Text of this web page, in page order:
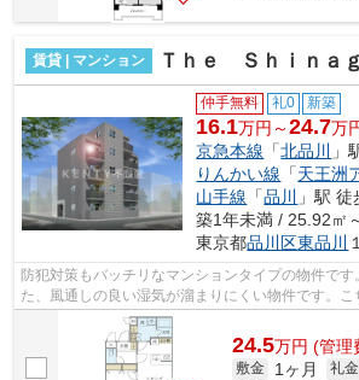
賃貸 | マンション Ｔｈｅ Ｓｈｉｎａｇａｗａ Ｅａｓｔ Ｒ
仲手無料 礼0 新築
16.1万円～24.7万
京急本線 「北品川
」
りんかい線 「天王洲
山手線 「品川
」駅
築1年未満 / 25.92㎡
東京都品川区東品川
防犯対策もバッチリなマンションタイプの物件です
た、風通しの良い湿気が溜まりにくい物件です。
をカードでお支払いいただけます。2駅利...
24.5万円 (管理
敷金 1ヶ月 礼金